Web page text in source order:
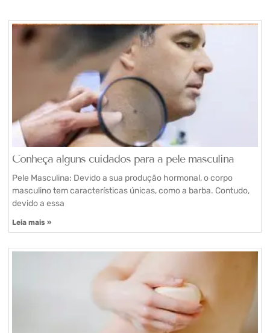
Conheça alguns cuidados para a pele masculina
Pele Masculina: Devido a sua produção hormonal, o corpo
masculino tem características únicas, como a barba. Contudo,
devido a essa
Leia mais »